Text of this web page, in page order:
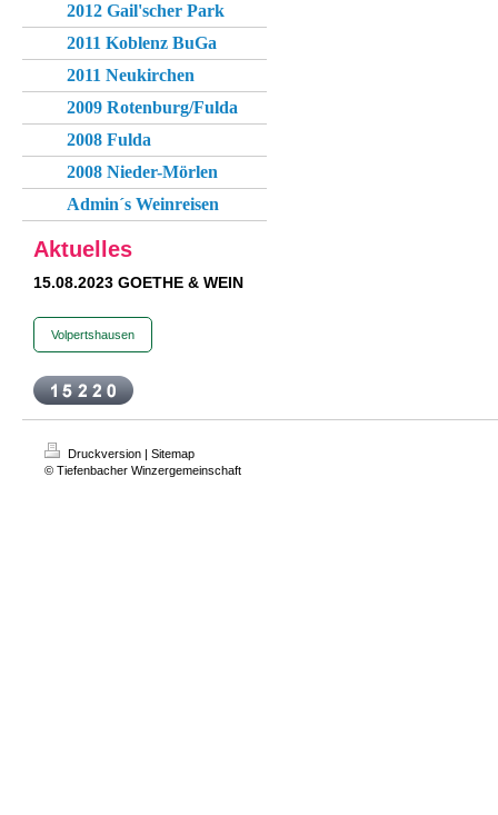
2012 Gail'scher Park
2011 Koblenz BuGa
2011 Neukirchen
2009 Rotenburg/Fulda
2008 Fulda
2008 Nieder-Mörlen
Admin´s Weinreisen
Aktuelles
15.08.2023 GOETHE & WEIN
Volpertshausen
Druckversion | Sitemap
© Tiefenbacher Winzergemeinschaft